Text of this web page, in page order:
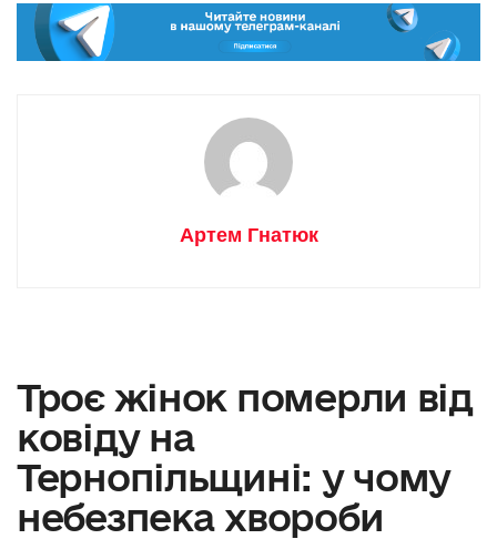
Артем Гнатюк
Троє жінок померли від
ковіду на
Тернопільщині: у чому
небезпека хвороби